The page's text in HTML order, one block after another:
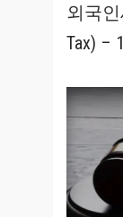
외국인
Tax) – 1